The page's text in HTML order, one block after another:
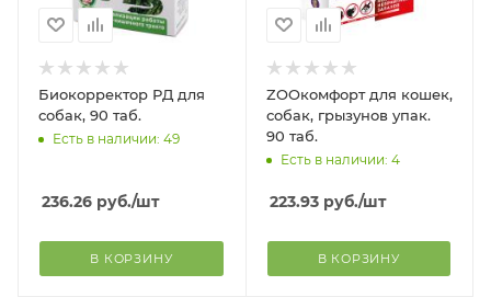
Биокорректор РД для
собак, 90 таб.
Есть в наличии: 49
236.26 руб./шт
В КОРЗИНУ
ZOOкомфорт для кошек,
собак, грызунов упак.
90 таб.
Есть в наличии: 4
223.93руб./шт
В КОРЗИНУ